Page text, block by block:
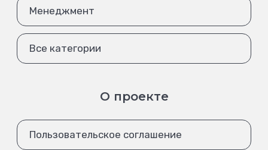
Менеджмент
Все категории
О проекте
Пользовательское соглашение